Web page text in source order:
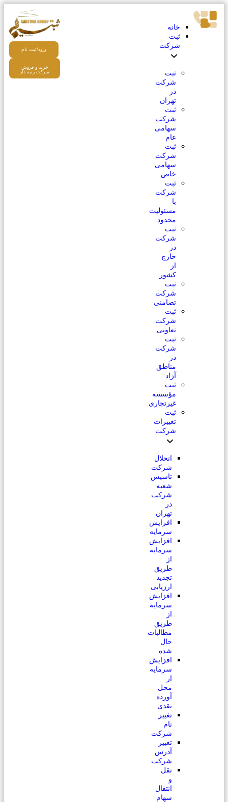
خانه
ثبت
شرکت
ثبت
شرکت
در
تهران
ثبت
شرکت
سهامی
عام
ثبت
شرکت
سهامی
خاص
ثبت
شرکت
با
مسئولیت
محدود
ثبت
شرکت
در
خارج
از
کشور
ثبت
شرکت
تضامنی
ثبت
شرکت
تعاونی
ثبت
شرکت
در
مناطق
آزاد
ثبت
مؤسسه
غیرتجاری
ثبت
تغییرات
شرکت
انحلال
شرکت
تاسیس
شعبه
شرکت
در
تهران
افزایش
سرمایه
افزایش
سرمایه
از
طریق
تجدید
ارزیابی
افزایش
سرمایه
از
طریق
مطالبات
حال
شده
افزایش
سرمایه
از
محل
آورده
نقدی
تغییر
نام
شرکت
تغییر
آدرس
شرکت
نقل
و
انتقال
سهام
ورود/ثبت نام
خرید و فروش
شرکت رتبه دار